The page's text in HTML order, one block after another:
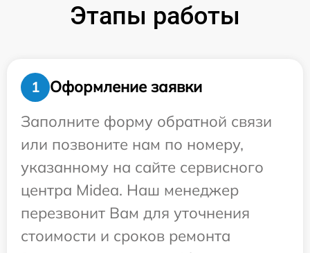
Этапы работы
1
Оформление заявки
Заполните форму обратной связи
или позвоните нам по номеру,
указанному на сайте сервисного
центра Midea. Наш менеджер
перезвонит Вам для уточнения
стоимости и сроков ремонта